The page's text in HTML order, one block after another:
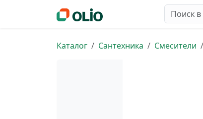
Каталог Сантехника Смесители